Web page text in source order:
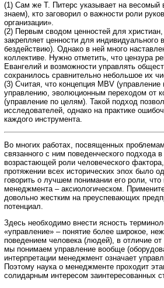
(1) Сам же Т. Питерс указывает на
знаем), кто заговорил о важности роли
организации».
(2) Первым сводом ценностей для
закрепляет ценности для индивидуального
бездействию). Однако в ней много
коллективе. Нужно отметить, что цензура
Евангелий и возможности управлять
сохранилось сравнительно небольшое их
(3) Считая, что концепция MBV
управлению, эволюционным переходом от
(управление по целям). Такой подход
исследователей, однако на практике
каждого инструмента.
Во многих работах, посвященных
связанного с ним поведенческого подхода
возрастающей роли человеческого
протяжении всех исторических эпох было
говорить о лучшем понимании его роли,
менеджмента – аксиологическом.
довольно жестким на преуспевающих
потенциал.
Здесь необходимо внести ясность
«управление» – понятие более широкое,
поведением человека (людей), в отличие
мы понимаем управление вообще
интерпретации менеджмент означает
Поэтому наука о менеджменте проходит
солидарным интересом заинтересованных